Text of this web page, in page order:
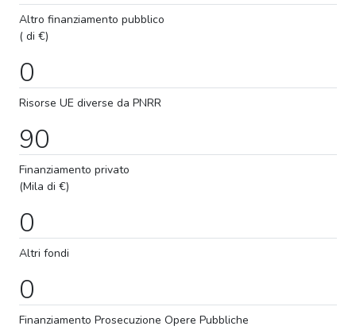
Altro finanziamento pubblico
( di €)
0
Risorse UE diverse da PNRR
90
Finanziamento privato
(Mila di €)
0
Altri fondi
0
Finanziamento Prosecuzione Opere Pubbliche